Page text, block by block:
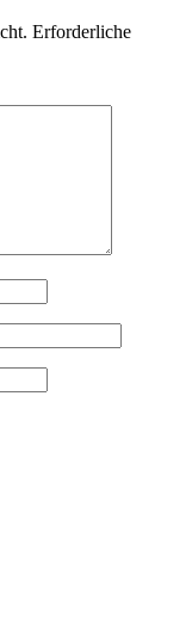
Erforderliche